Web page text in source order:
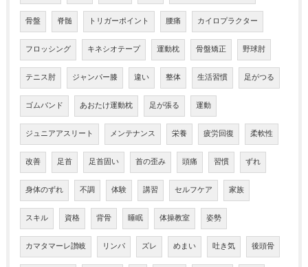
骨盤 脊髄 トリガーポイント 腰痛 カイロプラクター
フロッシング キネシオテープ 運動枕 骨盤矯正 野球肘
テニス肘 ジャンパー膝 違い 整体 生活習慣 足がつる
ゴムバンド あおたけ運動枕 足が張る 運動
ジュニアアスリート メンテナンス 栄養 疲労回復 柔軟性
改善 足首 足首固い 首の歪み 頭痛 習慣 ずれ
身体のずれ 不調 体験 講習 セルフケア 家族
スキル 資格 背骨 睡眠 体操教室 姿勢
カマタマーレ讃岐 リンパ ズレ めまい 吐き気 後頭骨